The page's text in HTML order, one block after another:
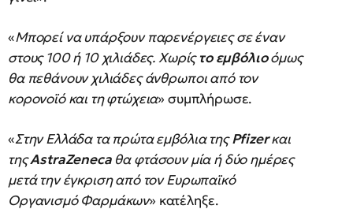
«Μπορεί να υπάρξουν παρενέργειες σε έναν
στους 100 ή 10 χιλιάδες. Χωρίςτο εμβόλιοόμως
θα πεθάνουν χιλιάδες άνθρωποι από τον
κορονοϊό και τη φτώχεια» συμπλήρωσε.
«Στην Ελλάδα τα πρώτα εμβόλια τηςPfizerκαι
τηςAstraZenecaθα φτάσουν μία ή δύο ημέρες
μετά την έγκριση από τον Ευρωπαϊκό
Οργανισμό Φαρμάκων» κατέληξε.